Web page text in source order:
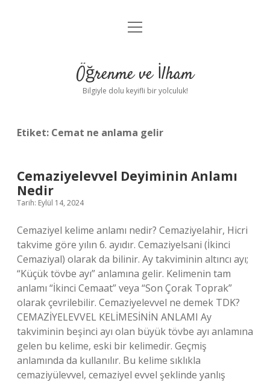
Anasayfa
Yasal Uyarı
menüyü
Öğrenme ve İlham
Bilgiyle dolu keyifli bir yolculuk!
Etiket: Cemat ne anlama gelir
Cemaziyelevvel Deyiminin Anlamı
Nedir
Tarih: Eylül 14, 2024
Cemaziyel kelime anlamı nedir? Cemaziyelahir, Hicri
takvime göre yılın 6. ayıdır. Cemaziyelsani (İkinci
Cemaziyal) olarak da bilinir. Ay takviminin altıncı ayı;
“Küçük tövbe ayı” anlamına gelir. Kelimenin tam
anlamı “İkinci Cemaat” veya “Son Çorak Toprak”
olarak çevrilebilir. Cemaziyelevvel ne demek TDK?
CEMAZİYELEVVEL KELİMESİNİN ANLAMI Ay
takviminin beşinci ayı olan büyük tövbe ayı anlamına
gelen bu kelime, eski bir kelimedir. Geçmiş
anlamında da kullanılır. Bu kelime sıklıkla
cemaziyülevvel, cemaziyel evvel şeklinde yanlış